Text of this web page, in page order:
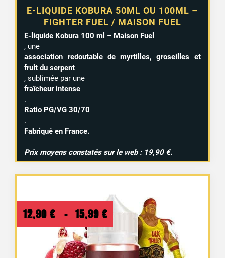
E-LIQUIDE KOBURA 50ML OU 100ML –
FIGHTER FUEL / MAISON FUEL
E-liquide Kobura 100 ml – Maison Fuel
, une
association redoutable de myrtilles, groseilles et
fruit du serpent
, sublimée par une
fraîcheur intense
.
Ratio PG/VG 30/70
.
Fabriqué en France.
Prix moyens constatés sur le web : 19,90 €.
12,90 € – 15,99 € Plage
de
prix :